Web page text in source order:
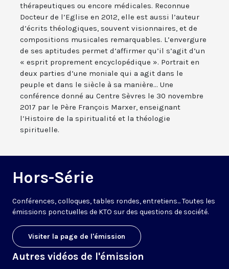
thérapeutiques ou encore médicales. Reconnue
Docteur de l’Eglise en 2012, elle est aussi l’auteur
d’écrits théologiques, souvent visionnaires, et de
compositions musicales remarquables. L’envergure
de ses aptitudes permet d’affirmer qu’il s’agit d’un
« esprit proprement encyclopédique ». Portrait en
deux parties d’une moniale qui a agit dans le
peuple et dans le siècle à sa manière... Une
conférence donné au Centre Sèvres le 30 novembre
2017 par le Père François Marxer, enseignant
l’Histoire de la spiritualité et la théologie
spirituelle.
Hors-Série
Conférences, colloques, tables rondes, entretiens... Toutes les
émissions ponctuelles de KTO sur des questions de société.
Visiter la page de l'émission
Autres vidéos de l'émission